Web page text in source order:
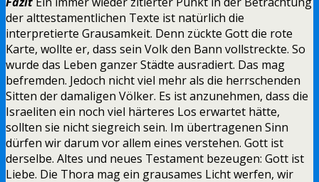
der alttestamentlichen Texte ist natürlich die
interpretierte Grausamkeit. Denn zückte Gott die rote
Karte, wollte er, dass sein Volk den Bann vollstreckte. So
wurde das Leben ganzer Städte ausradiert. Das mag
befremden. Jedoch nicht viel mehr als die herrschenden
Sitten der damaligen Völker. Es ist anzunehmen, dass die
Israeliten ein noch viel härteres Los erwartet hätte,
sollten sie nicht siegreich sein. Im übertragenen Sinn
dürfen wir darum vor allem eines verstehen. Gott ist
derselbe. Altes und neues Testament bezeugen: Gott ist
Liebe. Die Thora mag ein grausames Licht werfen, wir